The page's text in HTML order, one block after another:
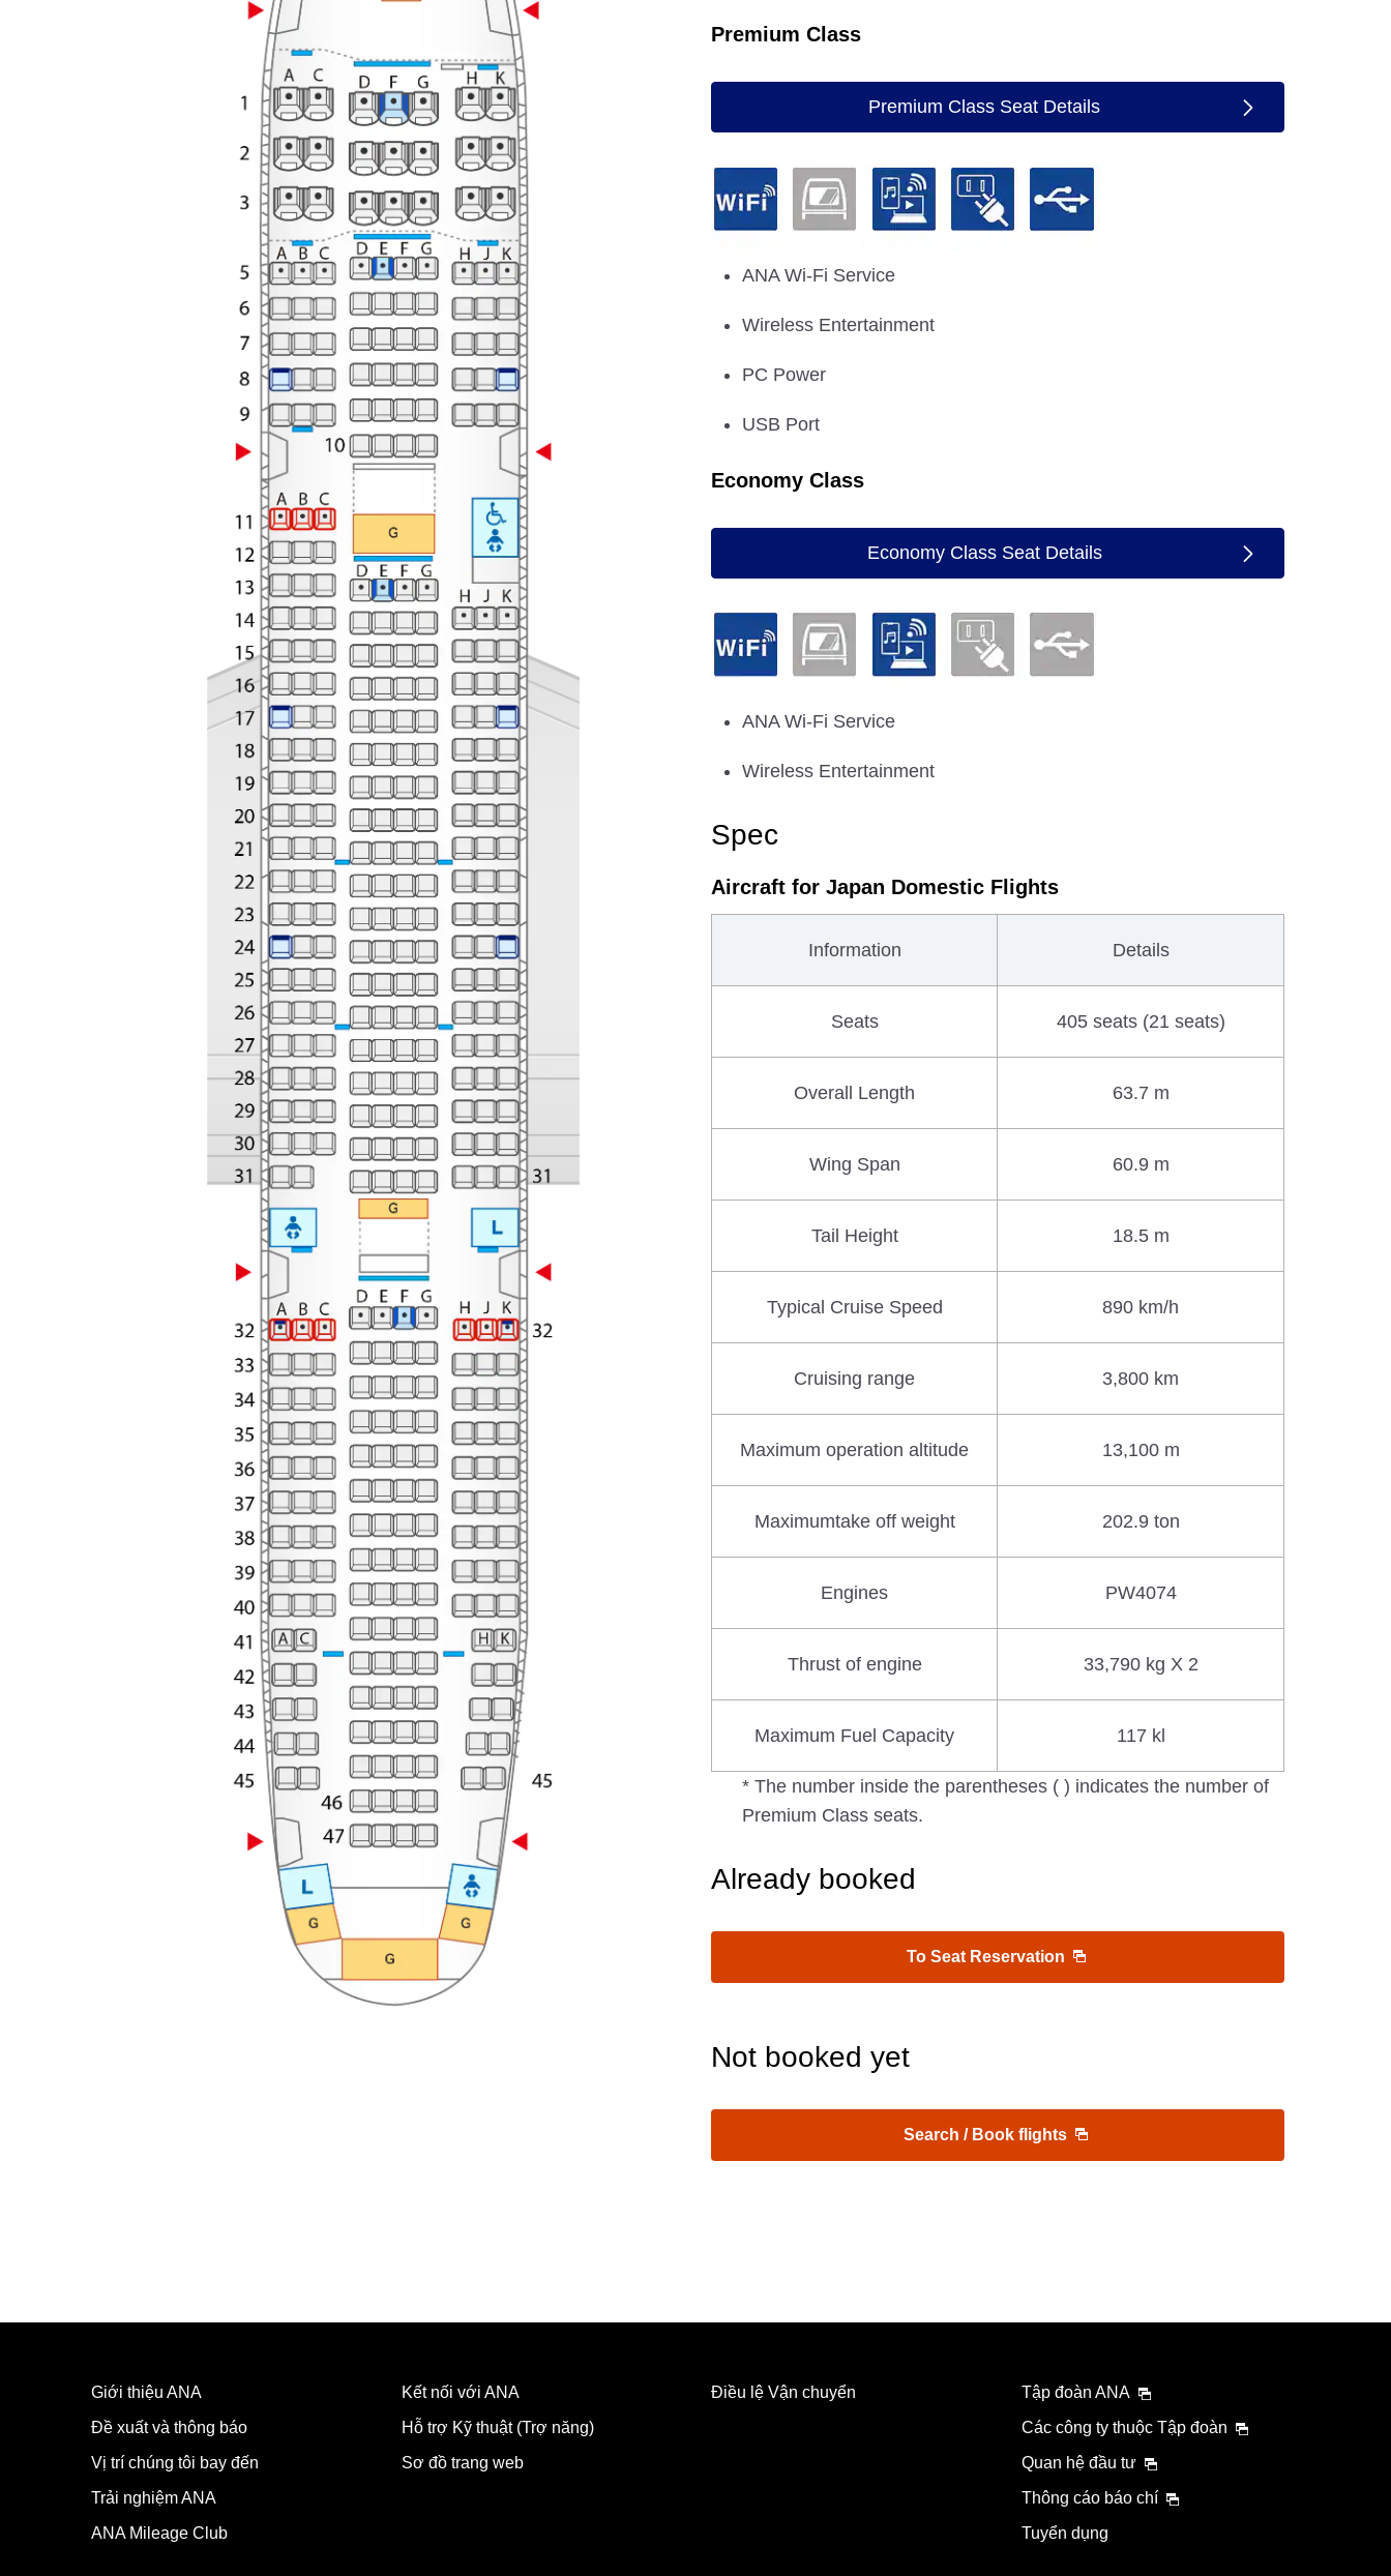
Premium Class
Premium Class Seat Details
ANA Wi-Fi Service
Wireless Entertainment
PC Power
USB Port
Economy Class
Economy Class Seat Details
ANA Wi-Fi Service
Wireless Entertainment
Spec
Aircraft for Japan Domestic Flights
Information Details
Seats 405 seats (21 seats)
Overall Length 63.7 m
Wing Span 60.9 m
Tail Height 18.5 m
Typical Cruise Speed 890 km/h
Cruising range 3,800 km
Maximum operation altitude 13,100 m
Maximumtake off weight 202.9 ton
Engines PW4074
Thrust of engine 33,790 kg X 2
Maximum Fuel Capacity 117 kl
* The number inside the parentheses ( ) indicates the number of
Premium Class seats.
Already booked
To Seat Reservation
Not booked yet
Search / Book flights
Giới thiệu ANA
Đề xuất và thông báo
Vị trí chúng tôi bay đến
Trải nghiệm ANA
ANA Mileage Club
Kết nối với ANA
Hỗ trợ Kỹ thuật (Trợ năng)
Sơ đồ trang web
Điều lệ Vận chuyển
Tập đoàn ANA
Các công ty thuộc Tập đoàn
Quan hệ đầu tư
Thông cáo báo chí
Tuyển dụng